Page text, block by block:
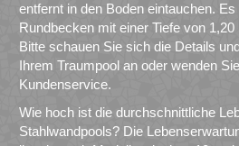
entfernt in den Boden eintauchen.
Rundbecken mit einer Tiefe von
Bitte schauen Sie sich die Details
Ihrem Traumpool an oder wenden
Kundenservice.
Wie hoch ist die durchschnittliche
Stahlwandpools? Die